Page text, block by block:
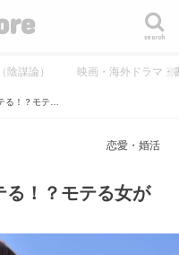
search
陰謀論） 映画・海外ドラマ・
恋愛・婚活
る！？モテる女が